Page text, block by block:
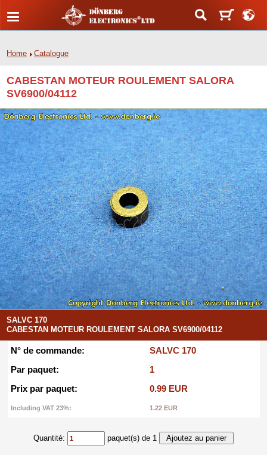
Home Catalogue
CABESTAN MOTEUR ROULEMENT SALORA
SV6900/04112
SALVC 170
CABESTAN MOTEUR ROULEMENT SALORA SV6900/04112
N° de commande:
SALVC 170
Par paquet:
1
Prix par paquet:
0.99 EUR
Including VAT 23%: 1.22 EUR
Quantité: paquet(s) de 1